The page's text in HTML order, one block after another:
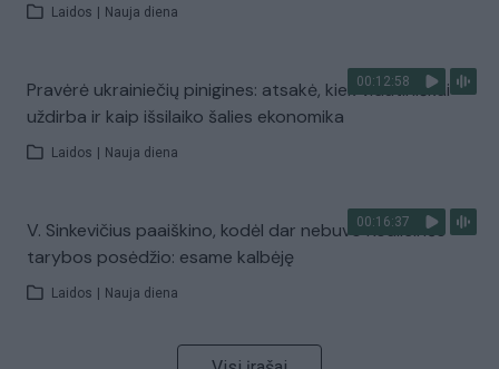
Laidos Nauja diena
00:12:58
Pravėrė ukrainiečių pinigines: atsakė, kiek vidutiniškai
uždirba ir kaip išsilaiko šalies ekonomika
Laidos Nauja diena
00:16:37
V. Sinkevičius paaiškino, kodėl dar nebuvo Koalicinės
tarybos posėdžio: esame kalbėję
Laidos Nauja diena